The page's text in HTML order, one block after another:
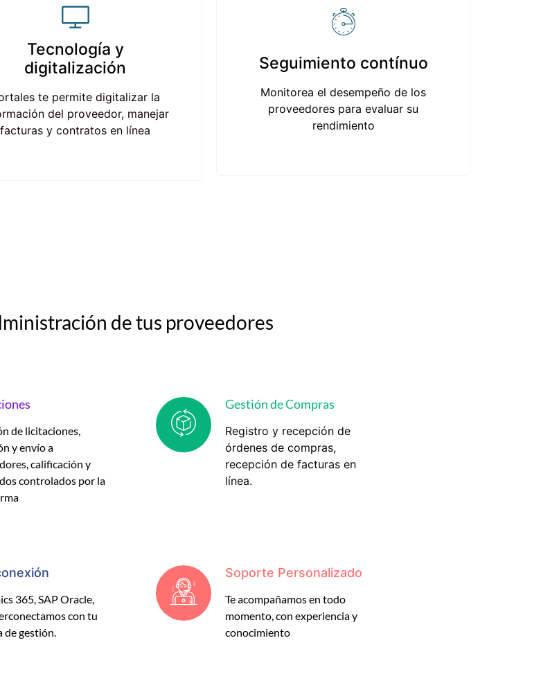
Tecnología y
digitalización
te permite digitalizar la
del proveedor, manejar
facturas y contratos en línea
Seguimiento contínuo
Monitorea el desempeño de los
proveedores para evaluar su
rendimiento
de tus proveedores
de licitaciones,
y envío a
calificación y
controlados por la
Gestión de Compras
Registro y recepción de
órdenes de compras,
recepción de facturas en
línea.
365, SAP Oracle,
con tu
de gestión.
Soporte Personalizado
Te acompañamos en todo
momento, con experiencia y
conocimiento